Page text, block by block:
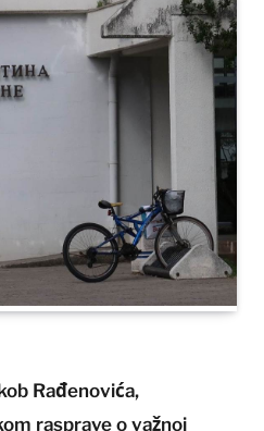
Rađenovića,
rasprave o važnoj